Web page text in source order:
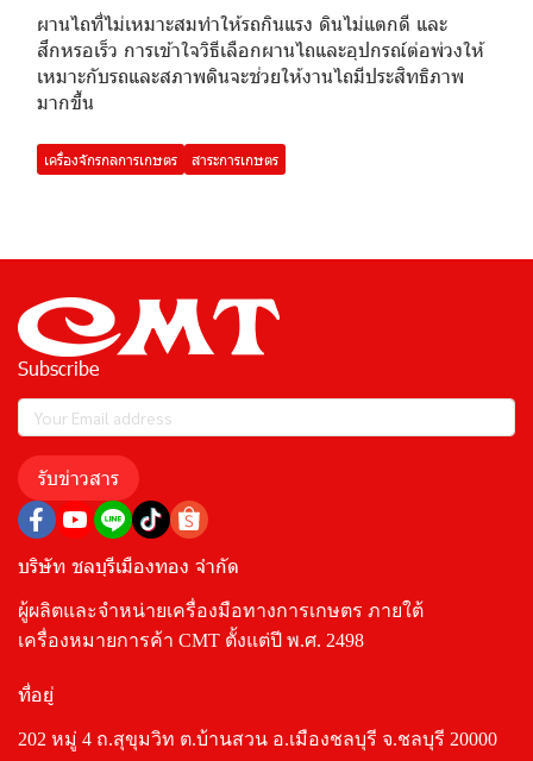
ผานไถที่ไม่เหมาะสมทำให้รถกินแรง ดินไม่แตกดี และ
สึกหรอเร็ว การเข้าใจวิธีเลือกผานไถและอุปกรณ์ต่อพ่วงให้
เหมาะกับรถและสภาพดินจะช่วยให้งานไถมีประสิทธิภาพ
มากขึ้น
เครื่องจักรกลการเกษตร สาระการเกษตร
Subscribe
รับข่าวสาร
บริษัท ชลบุรีเมืองทอง จำกัด
ผู้ผลิตและจำหน่ายเครื่องมือทางการเกษตร ภายใต้
เครื่องหมายการค้า CMT ตั้งแต่ปี พ.ศ. 2498
ที่อยู่
202 หมู่ 4 ถ.สุขุมวิท ต.บ้านสวน อ.เมืองชลบุรี จ.ชลบุรี 20000